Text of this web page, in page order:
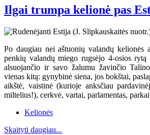
Ilgai trumpa kelionė pas
Po daugiau nei aštuonių valandų kelionės
penkių valandų miego rugsėjo 4-osios
alsuojančio ir savo žalumu žavinčio
vienas kitą: gynybinė siena, jos bokštai,
aikštė, vaistinė (kurioje anksčiau
miltelius!), cerkvė, vartai, parlamentas,
Kelionės
Skaityti daugiau...